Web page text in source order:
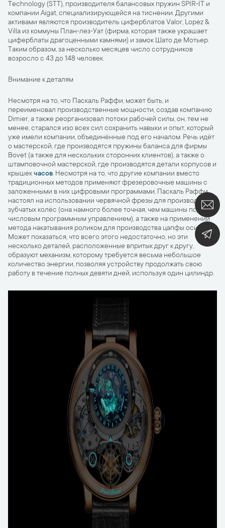
Technology (STT), производителя балансовых пружин SPIR-IT и
компании Aigat, специализирующейся на тиснении. Другими
активами являются производитель циферблатов Valor, Lopez &
Villa из коммуны План-лез-Уат (фирма, которая также украшает
циферблаты драгоценными камнями) и замок Шато де Мотьер.
Таким образом, за несколько месяцев число сотрудников
возросло с 43 до 148 человек.
Внимание к деталям
Несмотря на то, что Паскаль Раффи, может быть, и
переименовал производственные мощности, создав компанию
Dimier, а также реорганизовал потоки рабочей силы, он, тем не
менее, старался изо всех сил сохранить навыки и опыт, который
уже имели компании, объединённые под его началом. Речь идёт
о мастерской, где производятся пружины баланса для фирмы
Bovet (а также для нескольких сторонних клиентов), а также о
штамповочной мастерской, где производятся детали корпусов и
крышекчасов. Несмотря на то, что другие компании вместо
традиционных методов применяют фрезеровочные машины с
заложенными в них цифровыми программами, Паскаль Раффи
настоял на использовании червячной фрезы для производства
зубчатых колёс (она намного более точная, чем машины под
числовым программным управлением), а также на применении
метода накатывания роликом для производства цапфы оси.
Может показаться, что всего этого недостаточно, но эти
несколько деталей, расположенные впритык друг к другу,
образуют механизм, которому требуется весьма небольшое
количество энергии, позволяя устройству продолжать свою
работу в течение полных девяти дней, используя один цилиндр.